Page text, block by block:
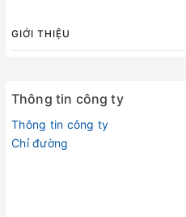
GIỚI THIỆU
Thông tin công ty
Thông tin công ty
Chỉ đường